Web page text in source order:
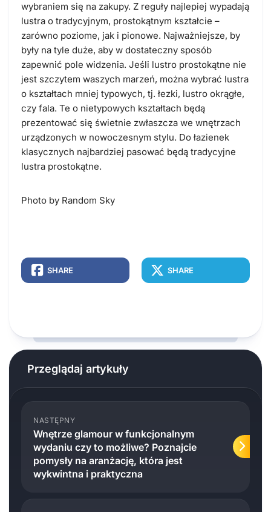
wybraniem się na zakupy. Z reguły najlepiej wypadają
lustra o tradycyjnym, prostokątnym kształcie –
zarówno poziome, jak i pionowe. Najważniejsze, by
były na tyle duże, aby w dostateczny sposób
zapewnić pole widzenia. Jeśli lustro prostokątne nie
jest szczytem waszych marzeń, można wybrać lustra
o kształtach mniej typowych, tj. łezki, lustro okrągłe,
czy fala. Te o nietypowych kształtach będą
prezentować się świetnie zwłaszcza we wnętrzach
urządzonych w nowoczesnym stylu. Do łazienek
klasycznych najbardziej pasować będą tradycyjne
lustra prostokątne.
Photo by Random Sky
SHARE SHARE
Przeglądaj artykuły
NASTĘPNY
Wnętrze glamour w funkcjonalnym
wydaniu czy to możliwe? Poznajcie
pomysły na aranżację, która jest
wykwintna i praktyczna